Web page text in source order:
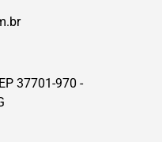
37701-970 -